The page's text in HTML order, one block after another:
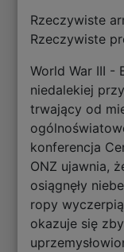
Rzeczywiste
Rzeczywiste
World War III -
niedalekiej
trwający od
konferencja
ONZ ujawnia,
osiągnęły
ropy
okazuje się